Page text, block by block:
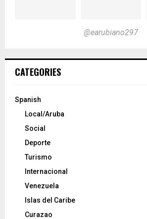
@earubiano297
CATEGORIES
Spanish
Local/Aruba
Social
Deporte
Turismo
Internacional
Venezuela
Islas del Caribe
Curazao